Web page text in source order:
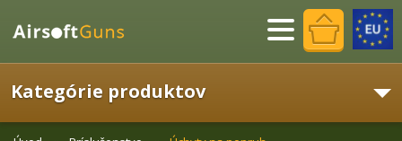
Menu
Kategórie produktov